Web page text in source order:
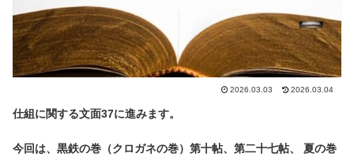
2026.03.03 2026.03.04
仕組に関する文面37に進みます。
今回は、黒鉄の巻（クロガネの巻）第十帖、第二十七帖、 夏の巻